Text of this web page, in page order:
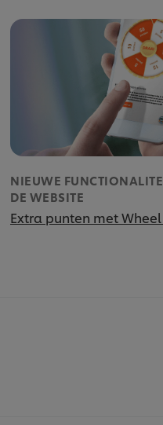
NIEUWE
DE WEBSITE
Extra punten met